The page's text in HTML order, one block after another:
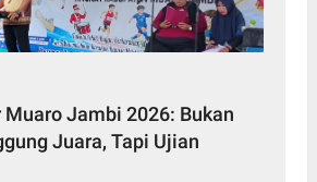
Jambi 2026: Bukan
Juara, Tapi Ujian